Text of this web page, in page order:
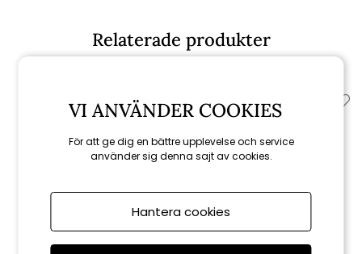
Relaterade produkter
VI ANVÄNDER COOKIES
För att ge dig en bättre upplevelse och service
använder sig denna sajt av cookies.
Hantera cookies